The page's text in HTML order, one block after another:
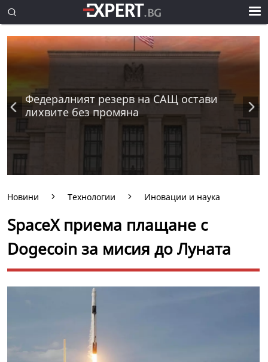
Федералният резерв на САЩ остави
лихвите без промяна
Новини Технологии Иновации и наука
SpaceX приема плащане с
Dogecoin за мисия до Луната